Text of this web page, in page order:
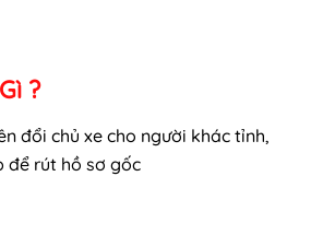
?
đổi chủ xe cho người khác tỉnh,
để rút hồ sơ gốc